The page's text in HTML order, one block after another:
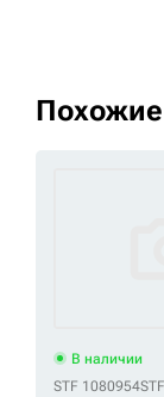
В наличии
STF 1080954